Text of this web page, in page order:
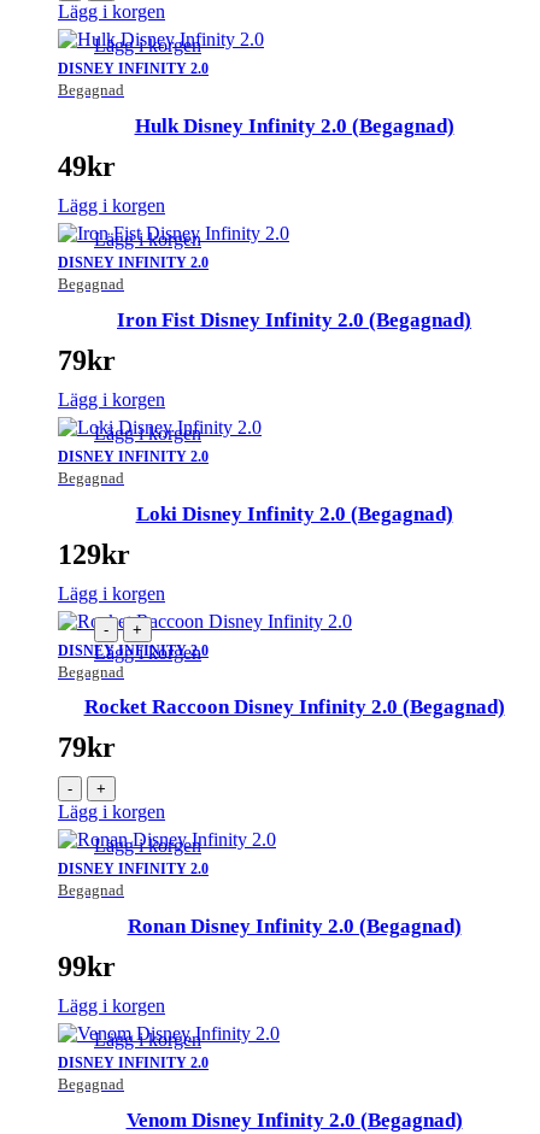
Lägg i korgen
DISNEY INFINITY 2.0
Begagnad
Lägg i korgen
Hulk Disney Infinity 2.0 (Begagnad)
49kr
Lägg i korgen
DISNEY INFINITY 2.0
Begagnad
Lägg i korgen
Iron Fist Disney Infinity 2.0 (Begagnad)
79kr
Lägg i korgen
DISNEY INFINITY 2.0
Begagnad
Lägg i korgen
Loki Disney Infinity 2.0 (Begagnad)
129kr
Lägg i korgen
DISNEY INFINITY 2.0
Begagnad
- +
Lägg i korgen
Rocket Raccoon Disney Infinity 2.0 (Begagnad)
79kr
- +
Lägg i korgen
DISNEY INFINITY 2.0
Begagnad
Lägg i korgen
Ronan Disney Infinity 2.0 (Begagnad)
99kr
Lägg i korgen
DISNEY INFINITY 2.0
Begagnad
Lägg i korgen
Venom Disney Infinity 2.0 (Begagnad)